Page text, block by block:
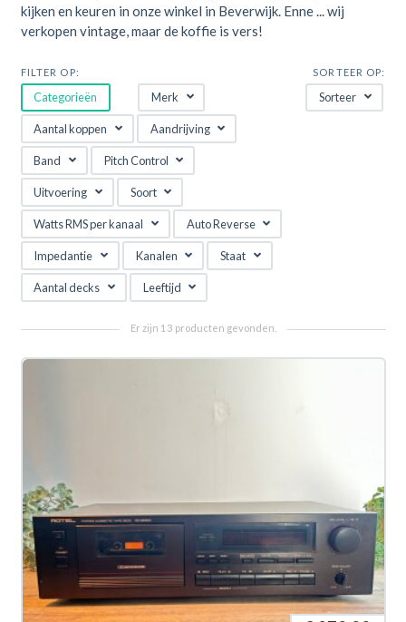
kijken en keuren in onze winkel in Beverwijk. Enne ... wij
verkopen vintage, maar de koffie is vers!
FILTER OP:
Categorieën Merk
Aantal koppen Aandrijving
Band Pitch Control
Uitvoering Soort
Watts RMS per kanaal Auto Reverse
Impedantie Kanalen Staat
Aantal decks Leeftijd
SORTEER OP:
Sorteer